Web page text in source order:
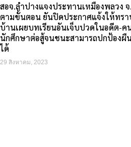
สอจ.ลำปางแจงประทานเหมืองพลวง
ตามขั้นตอน ยันปิดประกาศแจ้งให้ทร
บ้านเผยบทเรียนอันเจ็บปวดในอดีต-ค
นักศึกษาต่อสู้จนชนะสามารถปกป้องผื
ได้
29 สิงหาคม, 2023